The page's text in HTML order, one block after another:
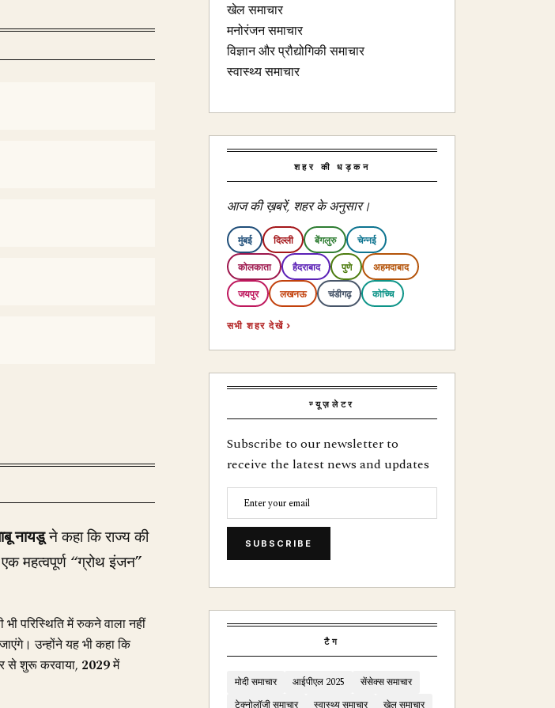
नायडूने कहा कि राज्य की
महत्वपूर्ण “ग्रोथ इंजन”
परिस्थिति में रुकने वाला नहीं
उन्होंने यह भी कहा कि
से शुरू करवाया, 2029में
खेल समाचार
मनोरंजन समाचार
विज्ञान और प्रौद्योगिकी समाचार
स्वास्थ्य समाचार
शहर की धड़कन
आज की ख़बरें, शहर के अनुसार।
मुंबई दिल्ली बेंगलुरु चेन्नई
कोलकाता हैदराबाद पुणे अहमदाबाद
जयपुर लखनऊ चंडीगढ़ कोच्चि
सभी शहर देखें ›
न्यूज़लेटर
Subscribe to our newsletter to
receive the latest news and updates
SUBSCRIBE
टैग
मोदी समाचार आईपीएल 2025
सेंसेक्स समाचार